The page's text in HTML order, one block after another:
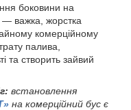
боковини на
— важка, жорстка
комерційному
палива,
та створить зайвий
встановлення
на комерційний бус є